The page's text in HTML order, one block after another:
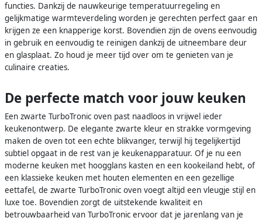
functies. Dankzij de nauwkeurige temperatuurregeling en
gelijkmatige warmteverdeling worden je gerechten perfect gaar en
krijgen ze een knapperige korst. Bovendien zijn de ovens eenvoudig
in gebruik en eenvoudig te reinigen dankzij de uitneembare deur
en glasplaat. Zo houd je meer tijd over om te genieten van je
culinaire creaties.
De perfecte match voor jouw keuken
Een zwarte TurboTronic oven past naadloos in vrijwel ieder
keukenontwerp. De elegante zwarte kleur en strakke vormgeving
maken de oven tot een echte blikvanger, terwijl hij tegelijkertijd
subtiel opgaat in de rest van je keukenapparatuur. Of je nu een
moderne keuken met hoogglans kasten en een kookeiland hebt, of
een klassieke keuken met houten elementen en een gezellige
eettafel, de zwarte TurboTronic oven voegt altijd een vleugje stijl en
luxe toe. Bovendien zorgt de uitstekende kwaliteit en
betrouwbaarheid van TurboTronic ervoor dat je jarenlang van je